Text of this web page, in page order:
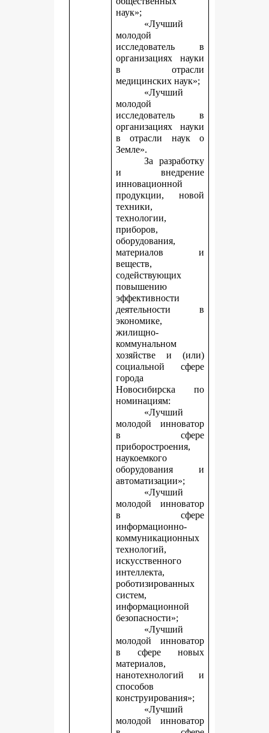
наук»;
«Лучший
молодой
исследователь в
организациях науки
в отрасли
медицинских наук»;
«Лучший
молодой
исследователь в
организациях науки
в отрасли наук о
Земле».
За разработку
и внедрение
инновационной
продукции, новой
техники,
технологии,
приборов,
оборудования,
материалов и
веществ,
содействующих
повышению
эффективности
деятельности в
экономике,
жилищно-
коммунальном
хозяйстве и (или)
социальной сфере
города
Новосибирска по
номинациям:
«Лучший
молодой инноватор
в сфере
приборостроения,
наукоемкого
оборудования и
автоматизации»;
«Лучший
молодой инноватор
в сфере
информационно-
коммуникационных
технологий,
искусственного
интеллекта,
роботизированных
систем,
информационной
безопасности»;
«Лучший
молодой инноватор
в сфере новых
материалов,
нанотехнологий и
способов
конструирования»;
«Лучший
молодой инноватор